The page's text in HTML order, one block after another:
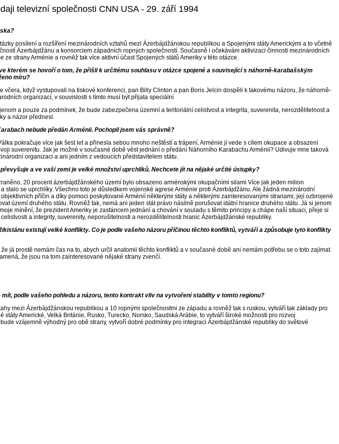
televizní společnosti CNN USA - 29. září 1994
posílení a rozšíření mezinárodních vztahů mezi Ázerbájdžánskou republikou a Spojenými státy Americkými a to včetně
Ázerbájdžánu a konsorciem západních ropných společností. Současně i očekávám aktivizaci činnosti mezinárodních
strany Arménie a rovněž tak více aktivní účast Spojených států Ameriky v této otázce.
se hovoří o tom, že přišli k určitému souhlasu v otázce spojené a související s náhorně-karabašským
míru?
když vystupovali na tiskové konferenci, pan Billy Clinton a pan Boris Jelcin dospěli k takovému názoru, že náhorně-
organizací, v souvislosti s tímto musí být přijata speciální
a pouze za podmínek, že bude zabezpečena územní a teritoriální celistvost a integrita, suverenita, nerozdělitelnost a
a názor přednesl.
nebude předán Arménii. Pochopil jsem vás správně?
pokračuje více jak šest let a přinesla sebou mnoho neštěstí a trápení, Arménie jí vede s cílem okupace a obsazení
suverenitu. Jak je možné v současné době vést jednání o předání Náhorního Karabachu Arménii? Udivuje mne taková
organizaci a ani jedním z vedoucích představitelem státu.
a ve vaší zemi je velké množství uprchlíků. Nechcete jít na nějaké určité ústupky?
20 procent ázerbájdžánského území bylo obsazeno arménskými okupačními silami Více jak jeden milion
se uprchlíky. Všechno toto je důsledkem vojenské agrese Arménie proti Ázerbájdžánu. Ale žádná mezinárodní
příčin a díky pomoci poskytované Arménií některými státy a některými zainteresovanými stranami, její ozbrojené
území druhého státu. Rovněž tak, nemá ani jeden stát právo násilně porušovat státní hranice druhého státu. Já si jenom
mínění, že prezident Ameriky je zastáncem jednání a chování v souladu s těmito principy a chápe naší situaci, přeje si
a integrity, suverenity, neporušitelnosti a nerozdělitelnosti hranic Ázerbájdžánské republiky.
existují velké konflikty. Co je podle vašeho názoru příčinou těchto konfliktů, vytváří a způsobuje tyto konflikty
já prostě nemám čas na to, abych určil anatomii těchto konfliktů a v současné době ani nemám potřebu se o toto zajímat.
že jsou na tom zainteresované nějaké strany zvenčí.
podle vašeho pohledu a názoru, tento kontrakt vliv na vytvoření stability v tomto regionu?
mezi Ázerbájdžánskou republikou a 10 ropnými společnostmi ze západu a rovněž tak s ruskou, vytváří tak základy pro
Americké, Velká Británie, Rusko, Turecko, Norsko, Saudská Arábie, to vytváří široké možnosti pro rozvoj
vzájemně výhodný pro obě strany, vytvoří dobré podmínky pro integraci Ázerbájdžánské republiky do světové